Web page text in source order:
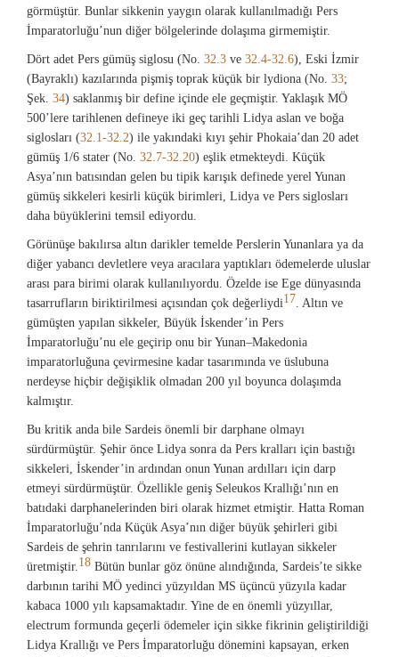
görmüştür. Bunlar sikkenin yaygın olarak kullanılmadığı Pers
İmparatorluğu’nun diğer bölgelerinde dolaşıma girmemiştir.
Dört adet Pers gümüş siglosu (No. 32.3 ve 32.4-32.6), Eski İzmir
(Bayraklı) kazılarında pişmiş toprak küçük bir lydiona (No. 33;
Şek. 34) saklanmış bir define içinde ele geçmiştir. Yaklaşık MÖ
500’lere tarihlenen defineye iki geç tarihli Lidya aslan ve boğa
siglosları (32.1-32.2) ile yakındaki kıyı şehir Phokaia’dan 20 adet
gümüş 1/6 stater (No. 32.7-32.20) eşlik etmekteydi. Küçük
Asya’nın batısından gelen bu tipik karışık definede yerel Yunan
gümüş sikkeleri kesirli küçük birimleri, Lidya ve Pers siglosları
daha büyüklerini temsil ediyordu.
Görünüşe bakılırsa altın darikler temelde Perslerin Yunanlara ya da
diğer yabancı devletlere veya aracılara yaptıkları ödemelerde uluslar
arası para birimi olarak kullanılıyordu. Özelde ise Ege dünyasında
tasarrufların biriktirilmesi açısından çok değerliydi17. Altın ve
gümüşten yapılan sikkeler, Büyük İskender’in Pers
İmparatorluğu’nu ele geçirip onu bir Yunan–Makedonia
imparatorluğuna çevirmesine kadar tasarımında ve üslubuna
nerdeyse hiçbir değişiklik olmadan 200 yıl boyunca dolaşımda
kalmıştır.
Bu kritik anda bile Sardeis önemli bir darphane olmayı
sürdürmüştür. Şehir önce Lidya sonra da Pers kralları için bastığı
sikkeleri, İskender’in ardından onun Yunan ardılları için darp
etmeyi sürdürmüştür. Özellikle geniş Seleukos Krallığı’nın en
batıdaki darphanelerinden biri olarak hizmet etmiştir. Hatta Roman
İmparatorluğu’nda Küçük Asya’nın diğer büyük şehirleri gibi
Sardeis de şehrin tanrılarını ve festivallerini kutlayan sikkeler
üretmiştir.18 Bütün bunlar göz önüne alındığında, Sardeis’te sikke
darbının tarihi MÖ yedinci yüzyıldan MS üçüncü yüzyıla kadar
kabaca 1000 yılı kapsamaktadır. Yine de en önemli yüzyıllar,
electrum formunda geçerli ödemeler için sikke fikrinin geliştirildiği
Lidya Krallığı ve Pers İmparatorluğu dönemini kapsayan, erken